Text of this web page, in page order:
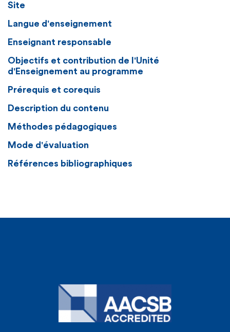
Site
Langue d'enseignement
Enseignant responsable
Objectifs et contribution de l'Unité
d'Enseignement au programme
Prérequis et corequis
Description du contenu
Méthodes pédagogiques
Mode d'évaluation
Références bibliographiques